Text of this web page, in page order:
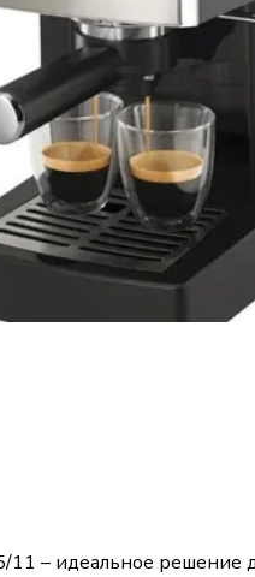
11 – идеальное